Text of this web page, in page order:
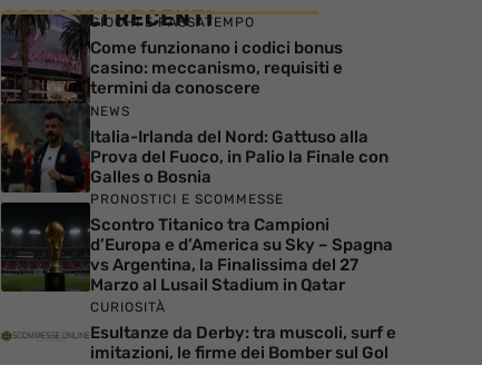
ARTICOLI RECENTI
GIOCHI E PASSATEMPO
Come funzionano i codici bonus
casino: meccanismo, requisiti e
termini da conoscere
NEWS
Italia-Irlanda del Nord: Gattuso alla
Prova del Fuoco, in Palio la Finale con
Galles o Bosnia
PRONOSTICI E SCOMMESSE
Scontro Titanico tra Campioni
d’Europa e d’America su Sky – Spagna
vs Argentina, la Finalissima del 27
Marzo al Lusail Stadium in Qatar
CURIOSITÀ
Esultanze da Derby: tra muscoli, surf e
imitazioni, le firme dei Bomber sul Gol